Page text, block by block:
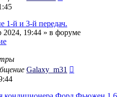
й и 3-й передач.
2024, 19:44 » в форуме
Galaxy_m31